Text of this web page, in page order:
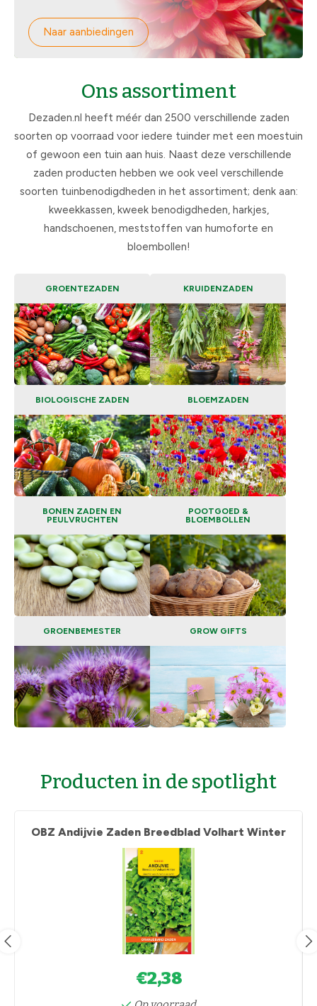
Naar aanbiedingen
Ons assortiment
Dezaden.nl heeft méér dan 2500 verschillende zaden
soorten op voorraad voor iedere tuinder met een moestuin
of gewoon een tuin aan huis. Naast deze verschillende
zaden producten hebben we ook veel verschillende
soorten tuinbenodigdheden in het assortiment; denk aan:
kweekkassen, kweek benodigdheden, harkjes,
handschoenen, meststoffen van humoforte en
bloembollen!
GROENTEZADEN KRUIDENZADEN
BIOLOGISCHE ZADEN BLOEMZADEN
BONEN ZADEN EN
PEULVRUCHTEN
POOTGOED &
BLOEMBOLLEN
GROENBEMESTER GROW GIFTS
Producten in de spotlight
OBZ Andijvie Zaden Breedblad Volhart Winter
€2,38